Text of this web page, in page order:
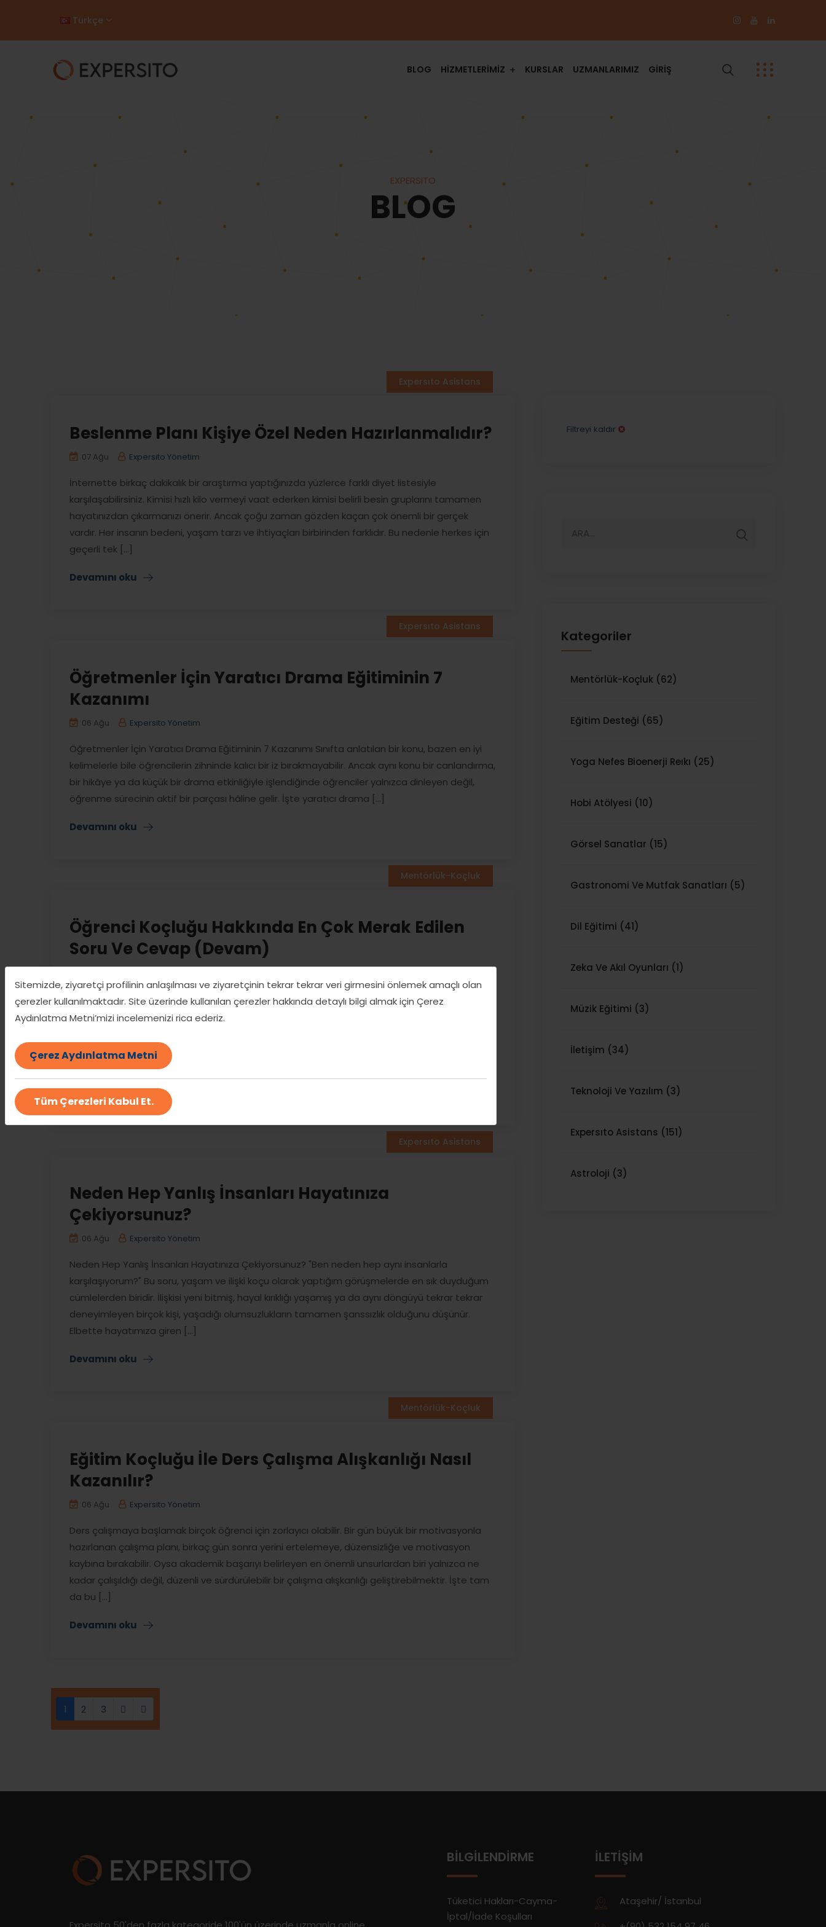
Sitemizde, ziyaretçi profilinin anlaşılması ve ziyaretçinin tekrar tekrar veri girmesini önlemek amaçlı olan
çerezler kullanılmaktadır. Site üzerinde kullanılan çerezler hakkında detaylı bilgi almak için Çerez
Aydınlatma Metni’mizi incelemenizi rica ederiz.
Çerez Aydınlatma Metni
Tüm Çerezleri Kabul Et.
Türkçe
BLOG HİZMETLERİMİZ KURSLAR UZMANLARIMIZ GİRİŞ
EXPERSITO
BLOG
Filtreyi kaldır
Kategoriler
Mentörlük-Koçluk (62)
Eğitim Desteği (65)
Yoga Nefes Bioenerji Reıkı (25)
Hobi Atölyesi (10)
Görsel Sanatlar (15)
Gastronomi Ve Mutfak Sanatları (5)
Dil Eğitimi (41)
Zeka Ve Akıl Oyunları (1)
Müzik Eğitimi (3)
İletişim (34)
Teknoloji Ve Yazılım (3)
Expersıto Asistans (151)
Astroloji (3)
Expersıto Asistans
Beslenme Planı Kişiye Özel Neden Hazırlanmalıdır?
07 Ağu Expersito Yönetim
İnternette birkaç dakikalık bir araştırma yaptığınızda yüzlerce farklı diyet listesiyle
karşılaşabilirsiniz. Kimisi hızlı kilo vermeyi vaat ederken kimisi belirli besin gruplarını tamamen
hayatınızdan çıkarmanızı önerir. Ancak çoğu zaman gözden kaçan çok önemli bir gerçek
vardır. Her insanın bedeni, yaşam tarzı ve ihtiyaçları birbirinden farklıdır. Bu nedenle herkes için
geçerli tek [...]
Devamını oku
Expersıto Asistans
Öğretmenler İçin Yaratıcı Drama Eğitiminin 7
Kazanımı
06 Ağu Expersito Yönetim
Öğretmenler İçin Yaratıcı Drama Eğitiminin 7 Kazanımı Sınıfta anlatılan bir konu, bazen en iyi
kelimelerle bile öğrencilerin zihninde kalıcı bir iz bırakmayabilir. Ancak aynı konu bir canlandırma,
bir hikâye ya da küçük bir drama etkinliğiyle işlendiğinde öğrenciler yalnızca dinleyen değil,
öğrenme sürecinin aktif bir parçası hâline gelir. İşte yaratıcı drama [...]
Devamını oku
Mentörlük-Koçluk
Öğrenci Koçluğu Hakkında En Çok Merak Edilen
Soru Ve Cevap (Devam)
Öğrenci Koçluğu Hakkında En Çok Merak Edilen Soru ve Cevap (Devam) Önceki bölümde
temel konulara değinmiştik. Şimdi öğrenci koçluğu hakkında en çok sorulan diğer sorularla
yerine öğrencinin nasıl çalışması gerektiğini planlar, zaman yönetimi ve motivasyon desteği
sağlar. [...]
Expersıto Asistans
Neden Hep Yanlış İnsanları Hayatınıza
Çekiyorsunuz?
06 Ağu Expersito Yönetim
Neden Hep Yanlış İnsanları Hayatınıza Çekiyorsunuz? "Ben neden hep aynı insanlarla
karşılaşıyorum?" Bu soru, yaşam ve ilişki koçu olarak yaptığım görüşmelerde en sık duyduğum
cümlelerden biridir. İlişkisi yeni bitmiş, hayal kırıklığı yaşamış ya da aynı döngüyü tekrar tekrar
deneyimleyen birçok kişi, yaşadığı olumsuzlukların tamamen şanssızlık olduğunu düşünür.
Elbette hayatımıza giren [...]
Devamını oku
Mentörlük-Koçluk
Eğitim Koçluğu İle Ders Çalışma Alışkanlığı Nasıl
Kazanılır?
06 Ağu Expersito Yönetim
Ders çalışmaya başlamak birçok öğrenci için zorlayıcı olabilir. Bir gün büyük bir motivasyonla
hazırlanan çalışma planı, birkaç gün sonra yerini ertelemeye, düzensizliğe ve motivasyon
kaybına bırakabilir. Oysa akademik başarıyı belirleyen en önemli unsurlardan biri yalnızca ne
kadar çalışıldığı değil, düzenli ve sürdürülebilir bir çalışma alışkanlığı geliştirebilmektir. İşte tam
da bu [...]
Devamını oku
1 (current)
2 3
BILGILENDIRME
Tüketici Hakları-Cayma-
İptal/İade Koşulları
İLETIŞIM
Ataşehir/ İstanbul